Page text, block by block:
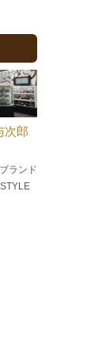
次郎
ランド